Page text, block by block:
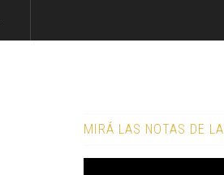
MIRÁ LAS NOTAS DE